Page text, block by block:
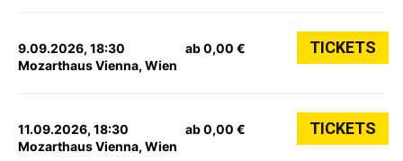
9.09.2026, 18:30
Mozarthaus Vienna, Wien
ab 0,00 € TICKETS
11.09.2026, 18:30
Mozarthaus Vienna, Wien
ab 0,00 € TICKETS